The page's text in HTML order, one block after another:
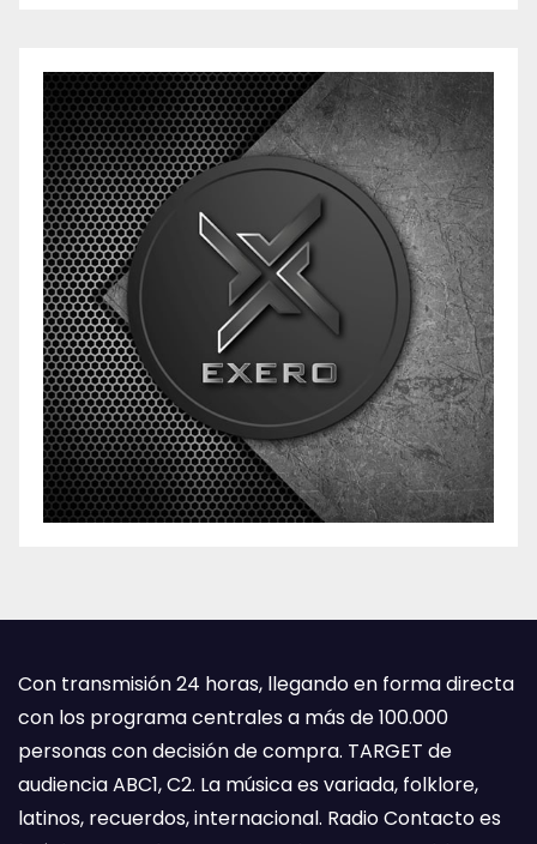
Con transmisión 24 horas, llegando en forma directa
con los programa centrales a más de 100.000
personas con decisión de compra. TARGET de
audiencia ABC1, C2. La música es variada, folklore,
latinos, recuerdos, internacional. Radio Contacto es